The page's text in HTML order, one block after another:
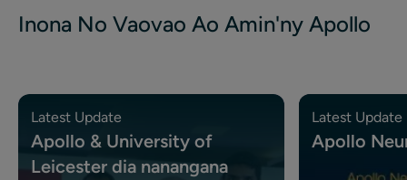
Inona No Vaovao Ao Amin'ny Apollo
Latest Update
Apollo & University of
Leicester dia nanangana
Latest Update
Apollo